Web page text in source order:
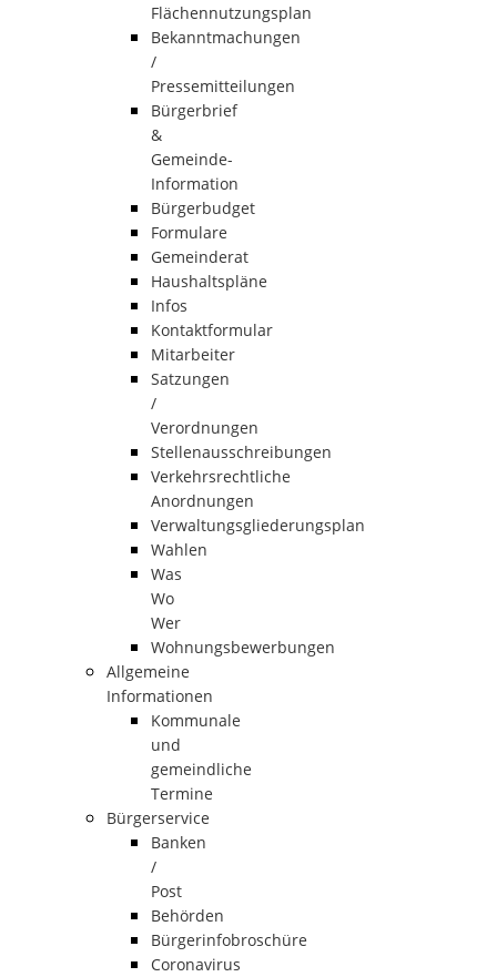
Flächennutzungsplan
Bekanntmachungen
/
Pressemitteilungen
Bürgerbrief
&
Gemeinde-
Information
Bürgerbudget
Formulare
Gemeinderat
Haushaltspläne
Infos
Kontaktformular
Mitarbeiter
Satzungen
/
Verordnungen
Stellenausschreibungen
Verkehrsrechtliche
Anordnungen
Verwaltungsgliederungsplan
Wahlen
Was
Wo
Wer
Wohnungsbewerbungen
Allgemeine
Informationen
Kommunale
und
gemeindliche
Termine
Bürgerservice
Banken
/
Post
Behörden
Bürgerinfobroschüre
Coronavirus